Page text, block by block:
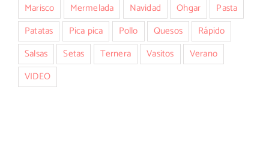
Marisco
Mermelada Navidad Ohgar
Pasta
Patatas
Pica pica Pollo Quesos
Rápido
Salsas
Setas Ternera Vasitos
Verano
VIDEO